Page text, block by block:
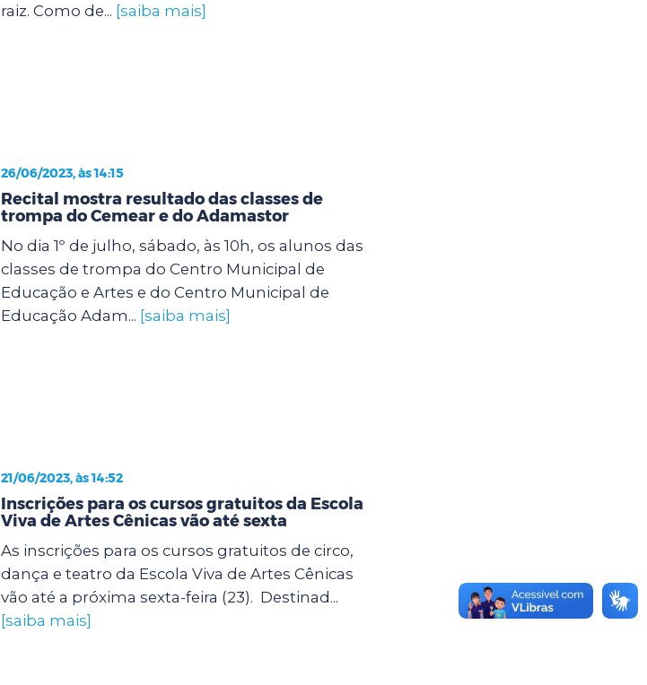
raiz. Como de... [saiba mais]
26/06/2023, às 14:15
Recital mostra resultado das classes de
trompa do Cemear e do Adamastor
No dia 1º de julho, sábado, às 10h, os alunos das
classes de trompa do Centro Municipal de
Educação e Artes e do Centro Municipal de
Educação Adam... [saiba mais]
21/06/2023, às 14:52
Inscrições para os cursos gratuitos da Escola
Viva de Artes Cênicas vão até sexta
As inscrições para os cursos gratuitos de circo,
dança e teatro da Escola Viva de Artes Cênicas
vão até a próxima sexta-feira (23). Destinad...
[saiba mais]